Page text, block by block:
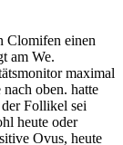
Clomifen einen
am We.
maximal
oben. hatte
Follikel sei
heute oder
Ovus, heute